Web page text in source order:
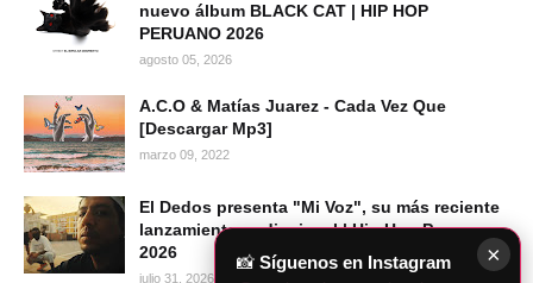
nuevo álbum BLACK CAT | HIP HOP
PERUANO 2026
agosto 05, 2026
A.C.O & Matías Juarez - Cada Vez Que
[Descargar Mp3]
marzo 09, 2022
El Dedos presenta "Mi Voz", su más reciente
lanzamiento audiovisual | Hip Hop Peruano
2026
julio 31, 2026
×
📸 Síguenos en Instagram